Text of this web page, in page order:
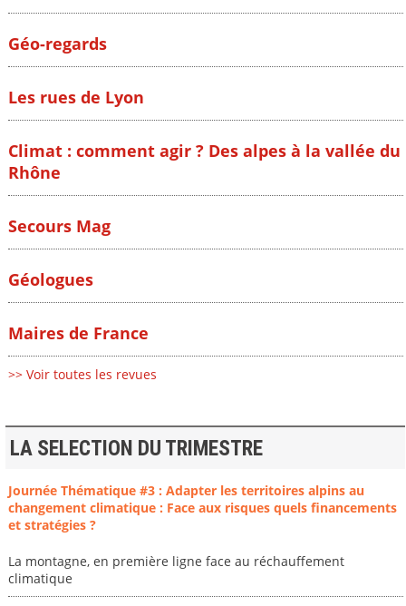
Géo-regards
Les rues de Lyon
Climat : comment agir ? Des alpes à la vallée du
Rhône
Secours Mag
Géologues
Maires de France
>> Voir toutes les revues
LA SELECTION DU TRIMESTRE
Journée Thématique #3 : Adapter les territoires alpins au
changement climatique : Face aux risques quels financements
et stratégies ?
La montagne, en première ligne face au réchauffement
climatique